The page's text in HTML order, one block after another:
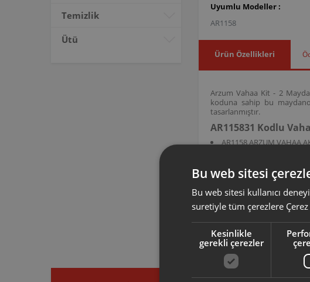
Temizlik
Ütü
Uyumlu Modeller :
AR1158
Ürün Özellikleri
Arzum Vahaa Kit - 2
koduna sahip bu
tasarlanmıştır.
AR115831 Kodlu
AR1158 ARZUM VAHAA
AR115831 ürün kodlu bu
bileşenini oluşturmak ve
Arzum orijinal aksesuar ve
ürününüz için uyumlu olup
Ürününüz ile ilgili kullanım
ekleyip, yedek parça ve
Bu web sitesi
Bu web sitesi kullanıcı
suretiyle tüm çerezlere
Kesinlikle
gerekli çerezler